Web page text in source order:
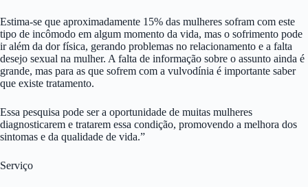
Estima-se que aproximadamente 15% das mulheres sofram com este
tipo de incômodo em algum momento da vida, mas o sofrimento pode
ir além da dor física, gerando problemas no relacionamento e a falta
desejo sexual na mulher. A falta de informação sobre o assunto ainda é
grande, mas para as que sofrem com a vulvodínia é importante saber
que existe tratamento.
Essa pesquisa pode ser a oportunidade de muitas mulheres
diagnosticarem e tratarem essa condição, promovendo a melhora dos
sintomas e da qualidade de vida.”
Serviço